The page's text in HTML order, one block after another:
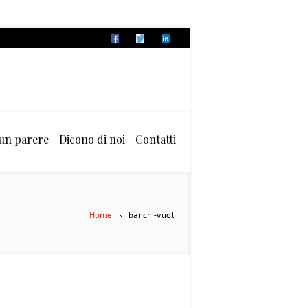
parere Dicono di noi Contatti
Home banchi-vuoti